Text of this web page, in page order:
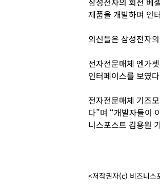
제품을 개발하며 인
외신들은 삼성전자
전자전문매체 엔가
인터페이스를 보였
전자전문매체 기즈
다”며 “개발자들이
니스포스트 김용원
<저작권자(c) 비즈니스